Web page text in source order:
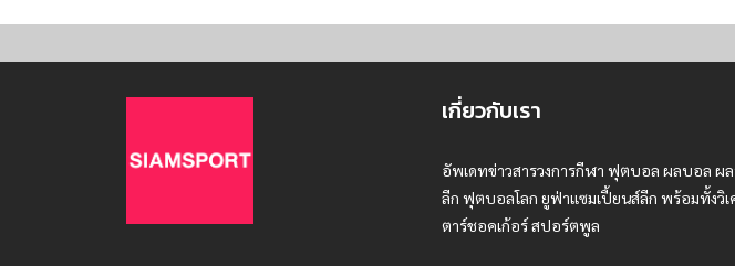
เกี่ยวกับเรา
อัพเดทข่าวสารวงการกีฬา ฟุตบอล ผลบอล ผ
ลีก ฟุตบอลโลก ยูฟ่าแซมเปี้ยนส์ลีก พร้อมทั้งวิ
ตาร์ชอคเก้อร์ สปอร์ตพูล